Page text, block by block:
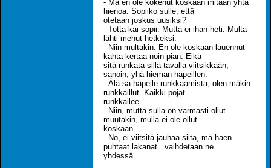
- Mä en ole kokenut koskaan mitään yhtä
hienoa. Sopiiko sulle, että
otetaan joskus uusiksi?
- Totta kai sopii. Mutta ei ihan heti. Multa
lähti mehut hetkeksi.
- Niin multakin. En ole koskaan lauennut
kahta kertaa noin pian. Eikä
sitä runkata sillä tavalla viitsikkään,
sanoin, yhä hieman häpeillen.
- Älä sä häpeile runkkaamista, olen mäkin
runkkaillut. Kaikki pojat
runkkailee.
- Niin, mutta sulla on varmasti ollut
muutakin, mulla ei ole ollut
koskaan...
- No, ei viitsitä jauhaa siitä, mä haen
puhtaat lakanat...vaihdetaan ne
yhdessä.